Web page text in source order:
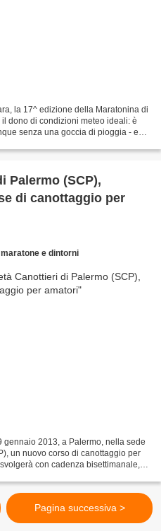
la 17^ edizione della Maratonina di
dono di condizioni meteo ideali: è
senza una goccia di pioggia - e
Palermo (SCP),
di canottaggio per
e dintorni
2013, a Palermo, nella sede
un nuovo corso di canottaggio per
con cadenza bisettimanale, il
Pagina successiva >